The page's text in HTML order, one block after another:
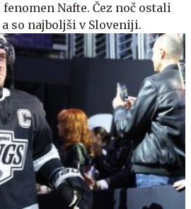
Nafte. Čez noč ostali
so najboljši v Sloveniji.